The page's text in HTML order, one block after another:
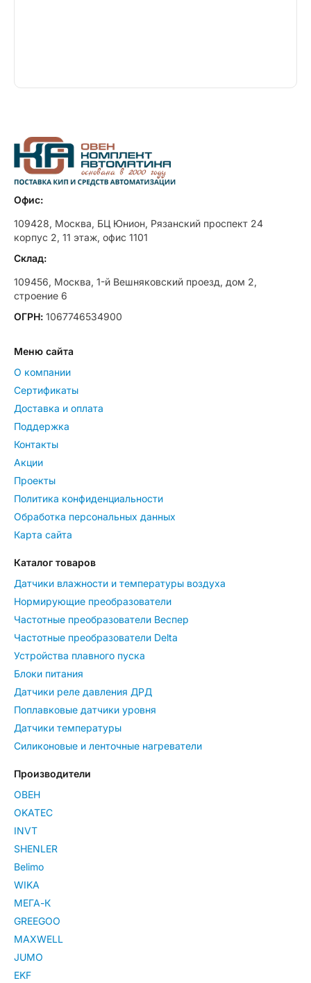
Офис:
109428, Москва, БЦ Юнион, Рязанский проспект 24
корпус 2, 11 этаж, офис 1101
Склад:
109456, Москва, 1-й Вешняковский проезд, дом 2,
строение 6
ОГРН: 1067746534900
Меню сайта
О компании
Сертификаты
Доставка и оплата
Поддержка
Контакты
Акции
Проекты
Политика конфиденциальности
Обработка персональных данных
Карта сайта
Каталог товаров
Датчики влажности и температуры воздуха
Нормирующие преобразователи
Частотные преобразователи Веспер
Частотные преобразователи Delta
Устройства плавного пуска
Блоки питания
Датчики реле давления ДРД
Поплавковые датчики уровня
Датчики температуры
Силиконовые и ленточные нагреватели
Производители
ОВЕН
OKATEC
INVT
SHENLER
Belimo
WIKA
МЕГА-К
GREEGOO
MAXWELL
JUMO
EKF